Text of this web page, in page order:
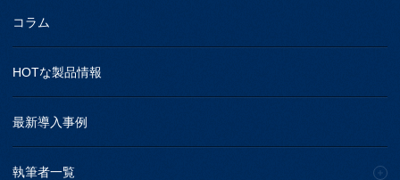
コラム
HOTな製品情報
最新導入事例
執筆者一覧